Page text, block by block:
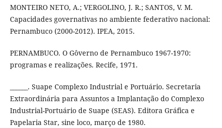
MONTEIRO NETO, A.; VERGOLINO, J. R.; SANTOS, V. M.
Capacidades governativas no ambiente federativo nacional:
Pernambuco (2000-2012). IPEA, 2015.
PERNAMBUCO. O Gôverno de Pernambuco 1967-1970:
programas e realizações. Recife, 1971.
______. Suape Complexo Industrial e Portuário. Secretaria
Extraordinária para Assuntos a Implantação do Complexo
Industrial-Portuário de Suape (SEAS). Editora Gráfica e
Papelaria Star, sine loco, março de 1980.